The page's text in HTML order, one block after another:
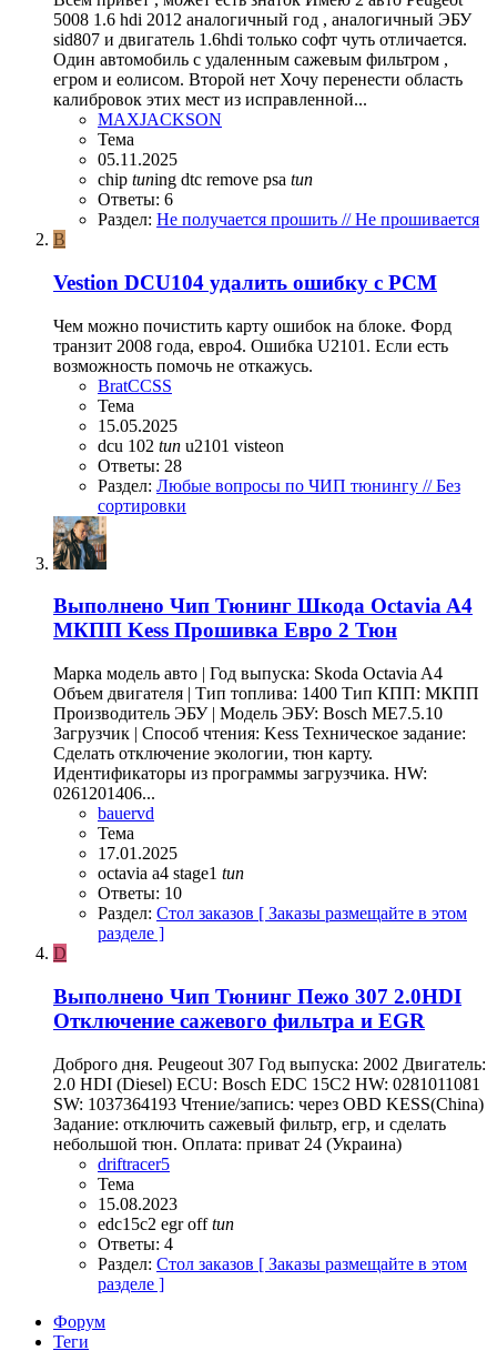
5008 1.6 hdi 2012 аналогичный год , аналогичный ЭБУ
sid807 и двигатель 1.6hdi только софт чуть отличается.
Один автомобиль с удаленным сажевым фильтром ,
егром и еолисом. Второй нет Хочу перенести область
калибровок этих мест из исправленной...
MAXJACKSON
Тема
05.11.2025
chip tuning dtc remove psa tun
Ответы: 6
Раздел: Не получается прошить // Не прошивается
B
Vestion DCU104 удалить ошибку с PCM
Чем можно почистить карту ошибок на блоке. Форд
транзит 2008 года, евро4. Ошибка U2101. Если есть
возможность помочь не откажусь.
BratCCSS
Тема
15.05.2025
dcu 102 tun u2101 visteon
Ответы: 28
Раздел: Любые вопросы по ЧИП тюнингу // Без
сортировки
Выполнено Чип Тюнинг Шкода Octavia A4
МКПП Kess Прошивка Евро 2 Тюн
Марка модель авто | Год выпуска: Skoda Octavia A4
Объем двигателя | Тип топлива: 1400 Тип КПП: МКПП
Производитель ЭБУ | Модель ЭБУ: Bosch ME7.5.10
Загрузчик | Способ чтения: Kess Техническое задание:
Сделать отключение экологии, тюн карту.
Идентификаторы из программы загрузчика. HW:
0261201406...
bauervd
Тема
17.01.2025
octavia a4 stage1 tun
Ответы: 10
Раздел: Стол заказов [ Заказы размещайте в этом
разделе ]
D
Выполнено Чип Тюнинг Пежо 307 2.0HDI
Отключение сажевого фильтра и EGR
Доброго дня. Peugeout 307 Год выпуска: 2002 Двигатель:
2.0 HDI (Diesel) ECU: Bosch EDC 15C2 HW: 0281011081
SW: 1037364193 Чтение/запись: через OBD KESS(China)
Задание: отключить сажевый фильтр, егр, и сделать
небольшой тюн. Оплата: приват 24 (Украина)
driftracer5
Тема
15.08.2023
edc15c2 egr offtun
Ответы: 4
Раздел: Стол заказов [ Заказы размещайте в этом
разделе ]
Форум
Теги